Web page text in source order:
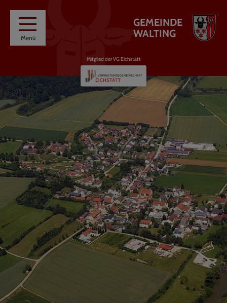
Menü
GEMEINDE
WALTING
Mitglied der VG Eichstätt